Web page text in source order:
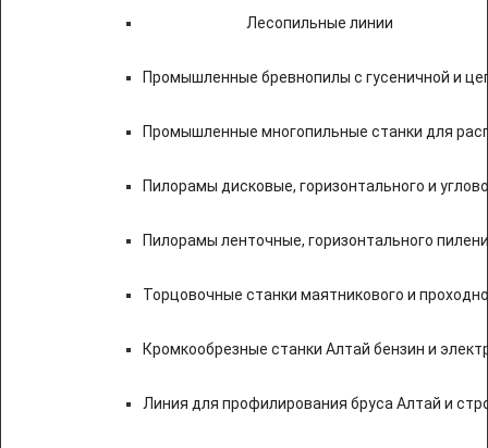
Лесопильные линии
Промышленные бревнопилы с гусеничной и
Промышленные многопильные станки для
Пилорамы дисковые, горизонтального и
Пилорамы ленточные, горизонтального
Торцовочные станки маятникового и
Кромкообрезные станки Алтай бензин и
Линия для профилирования бруса Алтай и